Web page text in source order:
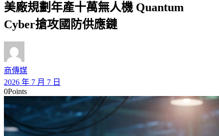
美廠規劃年產十萬無人機 Quantum
Cyber搶攻國防供應鏈
商傳媒
2026 年 7 月 7 日
0Points